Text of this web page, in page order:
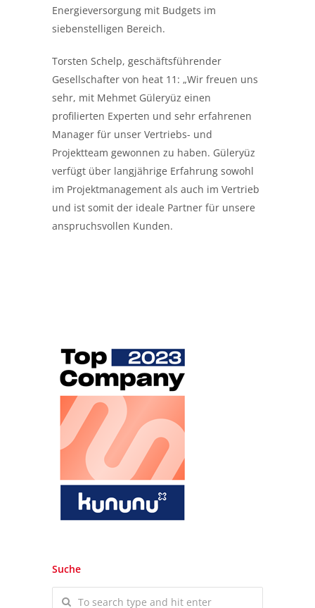
Energieversorgung mit Budgets im
siebenstelligen Bereich.
Torsten Schelp, geschäftsführender
Gesellschafter von heat 11: „Wir freuen uns
sehr, mit Mehmet Güleryüz einen
profilierten Experten und sehr erfahrenen
Manager für unser Vertriebs- und
Projektteam gewonnen zu haben. Güleryüz
verfügt über langjährige Erfahrung sowohl
im Projektmanagement als auch im Vertrieb
und ist somit der ideale Partner für unsere
anspruchsvollen Kunden.
Suche